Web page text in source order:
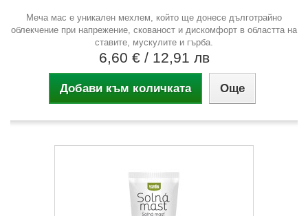
Меча мас е уникален мехлем, който ще донесе дълготрайно
облекчение при напрежение, скованост и дискомфорт в областта на
ставите, мускулите и гърба.
6,60 € / 12,91 лв
Добави към количката Още